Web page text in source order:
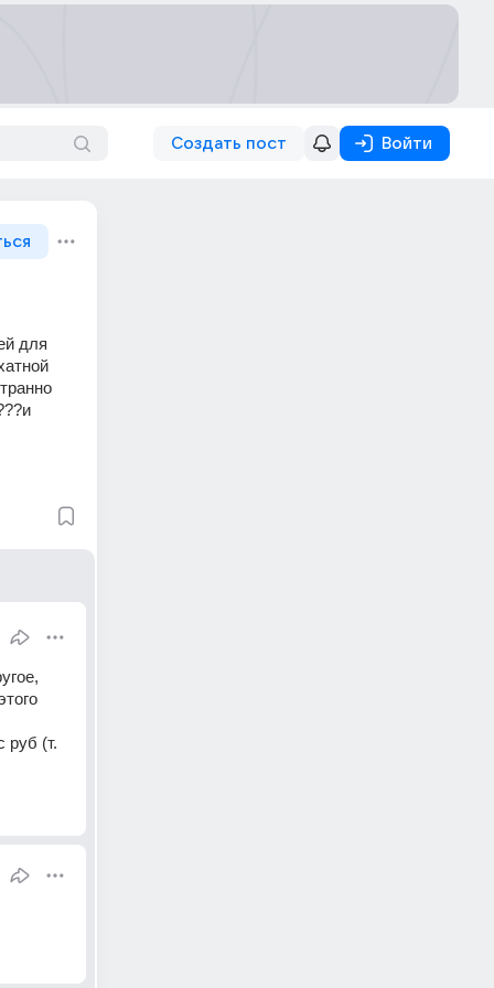
Создать пост Войти
для
руб (т.